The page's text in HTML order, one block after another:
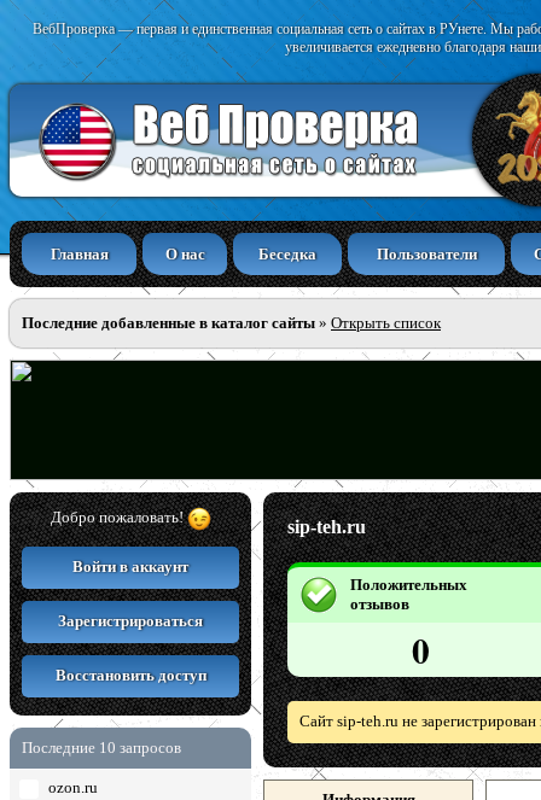
ВебПроверка — первая и единственная социальная сеть о сайтах в РУнете. Мы
увеличивается ежедневно благодаря
Главная О нас Беседка Пользователи
Последние добавленные в каталог сайты » Открыть список
Добро пожаловать!
Войти в аккаунт
Зарегистрироваться
Восстановить доступ
Последние 10 запросов
ozon.ru
sip-teh.ru
Положительных
отзывов
0
Сайт sip-teh.ru не